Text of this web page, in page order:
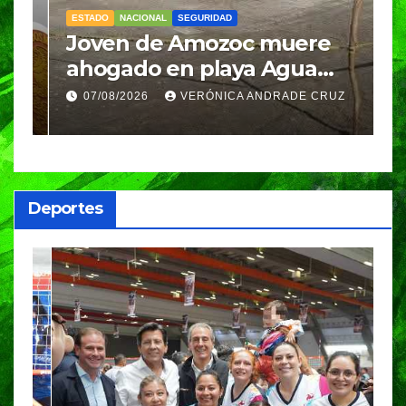
ESTADO NACIONAL SEGURIDAD
Joven de Amozoc muere
ahogado en playa Agua
Azul, en Cazones, Veracruz
07/08/2026 VERÓNICA ANDRADE CRUZ
Deportes